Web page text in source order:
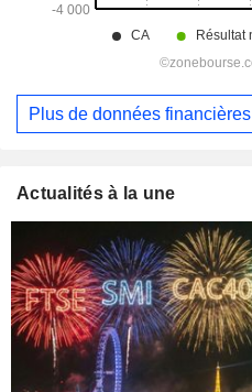
Plus de données financières
Actualités à la une